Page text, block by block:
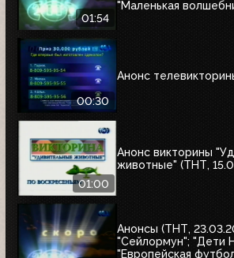
01:54
"Маленькая
00:30
Анонс
01:00
Анонс викторины
животные" (ТНТ,
Анонсы (ТНТ,
"Сейлормун"; "Дети
"Европейская